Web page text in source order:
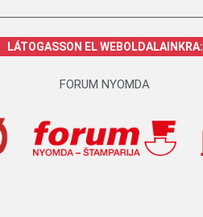
LÁTOGASSON EL WEBOLDALAINKRA:
FORUM NYOMDA